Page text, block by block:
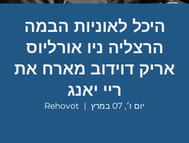
היכל לאוניות הבמה
הרצליה ניו אורליוס
אריק דוידוב מארח את
ריי יאנג
יום ו׳, 07 במרץ
  |
Rehovot